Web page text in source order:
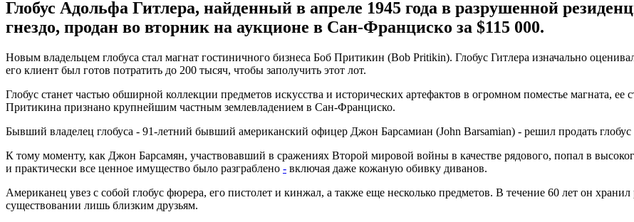
Глобус Адольфа Гитлера, найденный в апреле 1945 года в разрушенной
гнездо, продан во вторник на аукционе в Сан-Франциско за $115 000.
Новым владельцем глобуса стал магнат гостиничного бизнеса Боб Притикин (Bob Pritikin). Глобус Гитлера изначально
его клиент был готов потратить до 200 тысяч, чтобы заполучить этот лот.
Глобус станет частью обширной коллекции предметов искусства и исторических артефактов в огромном поместье магната,
Притикина признано крупнейшим частным землевладением в Сан-Франциско.
Бывший владелец глобуса - 91-летний бывший американский офицер Джон Барсамиан (John Barsamian) - решил продать глобус
К тому моменту, как Джон Барсамян, участвовавший в сражениях Второй мировой войны в качестве рядового, попал в
и практически все ценное имущество было разграблено - включая даже кожаную обивку диванов.
Американец увез с собой глобус фюрера, его пистолет и кинжал, а также еще несколько предметов. В течение 60 лет он
существовании лишь близким друзьям.